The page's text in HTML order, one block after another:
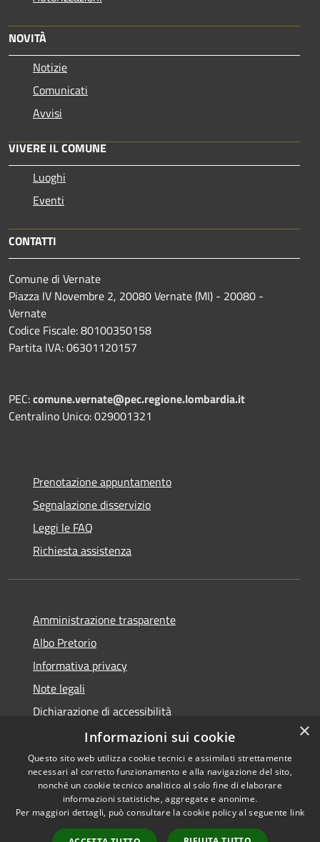
NOVITÀ
Notizie
Comunicati
Avvisi
VIVERE IL COMUNE
Luoghi
Eventi
CONTATTI
Comune di Vernate
Piazza IV Novembre 2, 20080 Vernate (MI) - 20080 -
Vernate
Codice Fiscale: 80100350158
Partita IVA: 06301120157
PEC:comune.vernate@pec.regione.lombardia.it
Centralino Unico: 029001321
Prenotazione appuntamento
Segnalazione disservizio
Leggi le FAQ
Richiesta assistenza
Amministrazione trasparente
Albo Pretorio
Informativa privacy
Note legali
Dichiarazione di accessibilità
Accessibilità
Privacy
×
Informazioni sui cookie
Questo sito web utilizza cookie tecnici e assimilati strettamente
necessari al corretto funzionamento e alla navigazione del sito,
nonché un cookie tecnico analitico al solo fine di elaborare
informazioni statistiche, aggregate e anonime.
Per maggiori dettagli, può consultare la cookie policy al seguente link